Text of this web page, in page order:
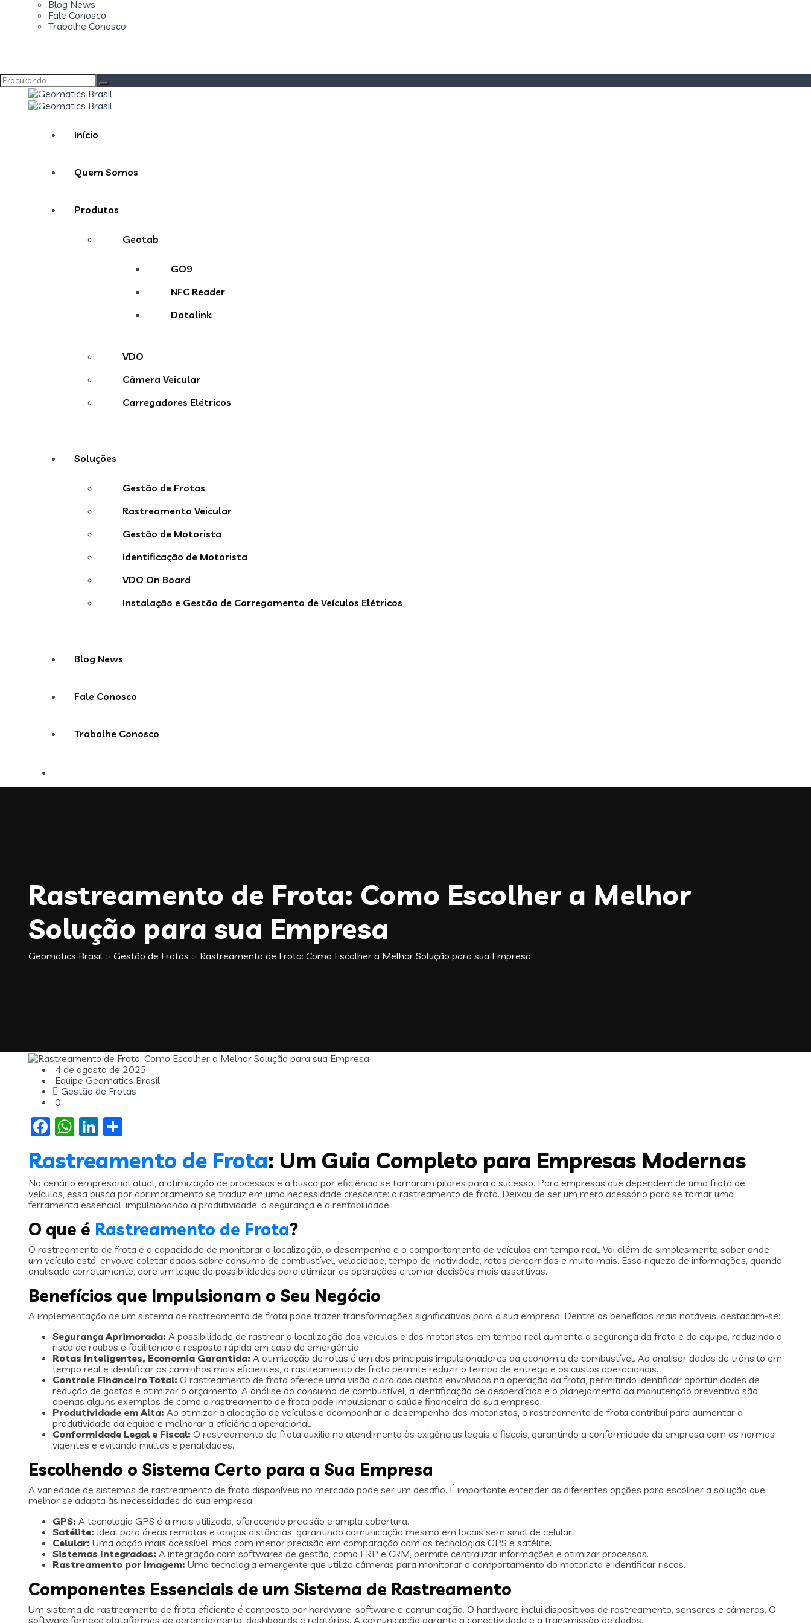
Blog News
Fale Conosco
Trabalhe Conosco
Procurar
por:
Início
Quem Somos
Produtos
Geotab
GO9
NFC Reader
Datalink
VDO
Câmera Veicular
Carregadores Elétricos
Soluções
Gestão de Frotas
Rastreamento Veicular
Gestão de Motorista
Identificação de Motorista
VDO On Board
Instalação e Gestão de Carregamento de Veículos Elétricos
Blog News
Fale Conosco
Trabalhe Conosco
Rastreamento de Frota: Como Escolher a Melhor
Solução para sua Empresa
Geomatics Brasil > Gestão de Frotas > Rastreamento de Frota: Como Escolher a Melhor Solução para sua Empresa
4 de agosto de 2025
Equipe Geomatics Brasil
Gestão de Frotas
0
Facebook
WhatsApp
LinkedIn
Rastreamento de Frota: Um Guia Completo para Empresas Modernas
No cenário empresarial atual, a otimização de processos e a busca por eficiência se tornaram pilares para o sucesso. Para empresas que dependem de uma frota de
veículos, essa busca por aprimoramento se traduz em uma necessidade crescente: o rastreamento de frota. Deixou de ser um mero acessório para se tornar uma
ferramenta essencial, impulsionando a produtividade, a segurança e a rentabilidade.
O que é Rastreamento de Frota?
O rastreamento de frota é a capacidade de monitorar a localização, o desempenho e o comportamento de veículos em tempo real. Vai além de simplesmente saber onde
um veículo está; envolve coletar dados sobre consumo de combustível, velocidade, tempo de inatividade, rotas percorridas e muito mais. Essa riqueza de informações, quando
analisada corretamente, abre um leque de possibilidades para otimizar as operações e tomar decisões mais assertivas.
Benefícios que Impulsionam o Seu Negócio
A implementação de um sistema de rastreamento de frota pode trazer transformações significativas para a sua empresa. Dentre os benefícios mais notáveis, destacam-se:
Segurança Aprimorada: A possibilidade de rastrear a localização dos veículos e dos motoristas em tempo real aumenta a segurança da frota e da equipe, reduzindo o
risco de roubos e facilitando a resposta rápida em caso de emergência.
Rotas Inteligentes, Economia Garantida: A otimização de rotas é um dos principais impulsionadores da economia de combustível. Ao analisar dados de trânsito em
tempo real e identificar os caminhos mais eficientes, o rastreamento de frota permite reduzir o tempo de entrega e os custos operacionais.
Controle Financeiro Total: O rastreamento de frota oferece uma visão clara dos custos envolvidos na operação da frota, permitindo identificar oportunidades de
redução de gastos e otimizar o orçamento. A análise do consumo de combustível, a identificação de desperdícios e o planejamento da manutenção preventiva são
apenas alguns exemplos de como o rastreamento de frota pode impulsionar a saúde financeira da sua empresa.
Produtividade em Alta: Ao otimizar a alocação de veículos e acompanhar o desempenho dos motoristas, o rastreamento de frota contribui para aumentar a
produtividade da equipe e melhorar a eficiência operacional.
Conformidade Legal e Fiscal: O rastreamento de frota auxilia no atendimento às exigências legais e fiscais, garantindo a conformidade da empresa com as normas
vigentes e evitando multas e penalidades.
Escolhendo o Sistema Certo para a Sua Empresa
A variedade de sistemas de rastreamento de frota disponíveis no mercado pode ser um desafio. É importante entender as diferentes opções para escolher a solução que
melhor se adapta às necessidades da sua empresa.
GPS: A tecnologia GPS é a mais utilizada, oferecendo precisão e ampla cobertura.
Satélite: Ideal para áreas remotas e longas distâncias, garantindo comunicação mesmo em locais sem sinal de celular.
Celular: Uma opção mais acessível, mas com menor precisão em comparação com as tecnologias GPS e satélite.
Sistemas Integrados: A integração com softwares de gestão, como ERP e CRM, permite centralizar informações e otimizar processos.
Rastreamento por Imagem: Uma tecnologia emergente que utiliza câmeras para monitorar o comportamento do motorista e identificar riscos.
Componentes Essenciais de um Sistema de Rastreamento
Um sistema de rastreamento de frota eficiente é composto por hardware, software e comunicação. O hardware inclui dispositivos de rastreamento, sensores e câmeras. O
software fornece plataformas de gerenciamento, dashboards e relatórios. A comunicação garante a conectividade e a transmissão de dados.